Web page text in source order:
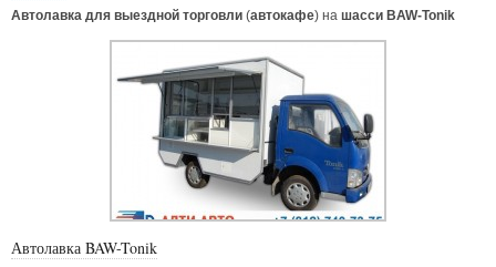
Автолавка для выездной торговли (автокафе) на шасси BAW-Tonik
Автолавка BAW-Tonik